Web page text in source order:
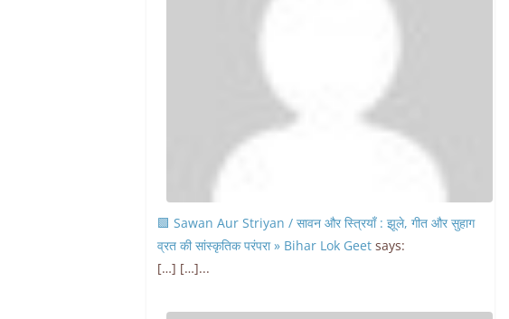
🟩 Sawan Aur Striyan / सावन और स्त्रियाँ : झूले, गीत और सुहाग
व्रत की सांस्कृतिक परंपरा » Bihar Lok Geet says:
[…] […]...